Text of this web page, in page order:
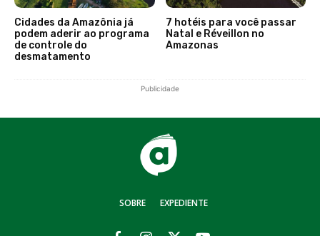
Cidades da Amazônia já
podem aderir ao programa
de controle do
desmatamento
7 hotéis para você passar
Natal e Réveillon no
Amazonas
Publicidade
SOBRE EXPEDIENTE